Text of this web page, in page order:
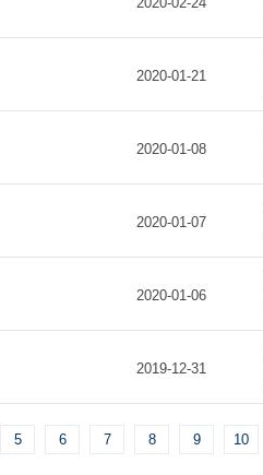
2020-01-21
2020-01-08
2020-01-07
2020-01-06
2019-12-31
5 6 7 8 9 10